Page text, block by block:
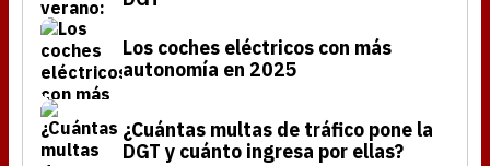
Los coches eléctricos con más
autonomía en 2025
¿Cuántas multas de tráfico pone la
DGT y cuánto ingresa por ellas?